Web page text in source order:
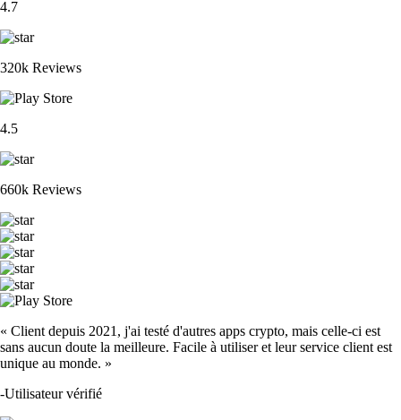
4.7
320k Reviews
4.5
660k Reviews
« Client depuis 2021, j'ai testé d'autres apps crypto, mais celle-ci est
sans aucun doute la meilleure. Facile à utiliser et leur service client est
unique au monde. »
-Utilisateur vérifié